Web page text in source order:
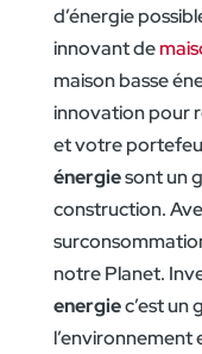
d’énergie
innovant de
maison basse
innovation pour
et votre
énergiesont un
construction.
notre Planet.
energiec’est un
l’environnement